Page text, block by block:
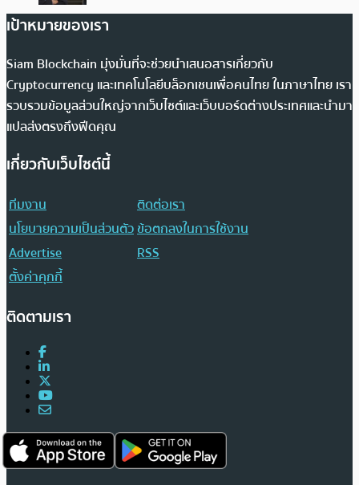
เป้าหมายของเรา
Siam Blockchain มุ่งมั่นที่จะช่วยนำเสนอสารเกี่ยวกับ
Cryptocurrency และเทคโนโลยีบล็อกเชนเพื่อคนไทย ในภาษาไทย เรา
รวบรวมข้อมูลส่วนใหญ่จากเว็บไซต์และเว็บบอร์ดต่างประเทศและนำมา
แปลส่งตรงถึงฟีดคุณ
เกี่ยวกับเว็บไซต์นี้
ทีมงาน
ติดต่อเรา
นโยบายความเป็นส่วนตัวข้อตกลงในการใช้งาน
Advertise
RSS
ตั้งค่าคุกกี้
ติดตามเรา